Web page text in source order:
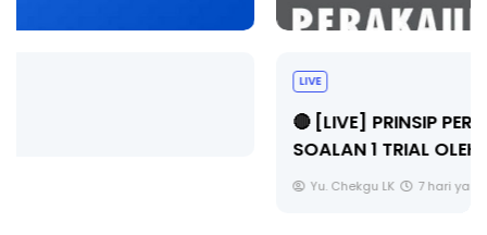
🔴 [LIVE] PRINSIP PERAKAUNAN, BEDAH TUNTAS
SOALAN 1 TRIAL OLEH CIKGU ...